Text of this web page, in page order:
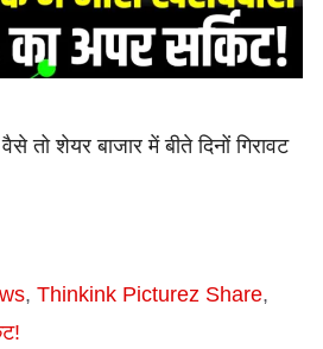
शेयर बाजार में बीते दिनों गिरावट
, Thinkink Picturez Share,